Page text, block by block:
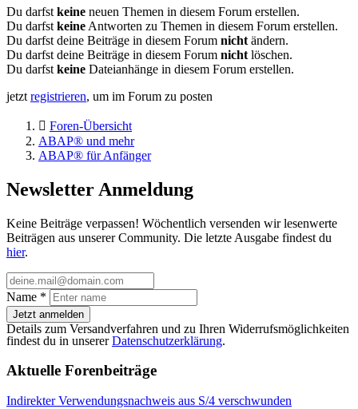
Du darfst keine neuen Themen in diesem Forum erstellen.
Du darfst keine Antworten zu Themen in diesem Forum erstellen.
Du darfst deine Beiträge in diesem Forum nicht ändern.
Du darfst deine Beiträge in diesem Forum nicht löschen.
Du darfst keine Dateianhänge in diesem Forum erstellen.
jetzt registrieren, um im Forum zu posten
Foren-Übersicht
ABAP® und mehr
ABAP® für Anfänger
Newsletter Anmeldung
Keine Beiträge verpassen! Wöchentlich versenden wir lesenwerte
Beiträgen aus unserer Community. Die letzte Ausgabe findest du
hier.
Name *
Jetzt anmelden
Details zum Versandverfahren und zu Ihren Widerrufsmöglichkeiten
findest du in unsererDatenschutzerklärung.
Aktuelle Forenbeiträge
Indirekter Verwendungsnachweis aus S/4 verschwunden